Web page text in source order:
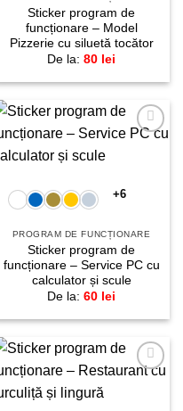
Sticker program de
funcționare – Model
Pizzerie cu siluetă tocător
De la: 80 lei
+6
PROGRAM DE FUNCȚIONARE
Sticker program de
funcționare – Service PC cu
calculator și scule
De la: 60 lei